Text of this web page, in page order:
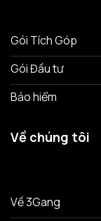
Gói Tích Góp
Gói Đầu tư
Bảo hiểm
Về chúng tôi
Về 3Gang